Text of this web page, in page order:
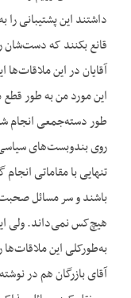
داشتند این پشتیبانی
قانع بکنند که
آقایان در این
این مورد من به طور قطع
طور دسته‌جمعی انجام
روی بندوبست‌های
تنهایی با مقاماتی
باشند و سر مسائل
هیچ‌کس نمی‌داند. ولی
به‌طورکلی این
آقای بازرگان هم در